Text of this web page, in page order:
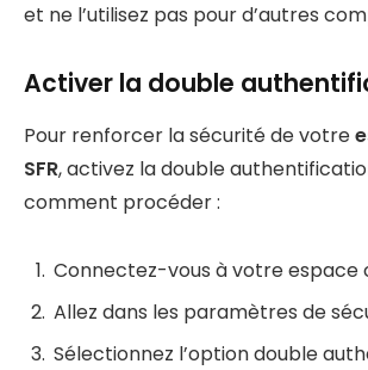
et ne l’utilisez pas pour d’autres
Activer la double
Pour renforcer la sécurité de votre
SFR, activez la double
comment procéder :
Connectez-vous à votre espace
Allez dans les paramètres de
Sélectionnez l’option double